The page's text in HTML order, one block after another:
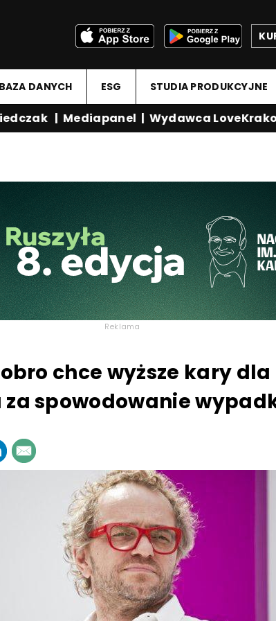
BAZA DANYCH ESG STUDIA PRODUKCYJNE
|Mediapanel | Wydawca
Reklama
chce wyższe kary dla
za spowodowanie